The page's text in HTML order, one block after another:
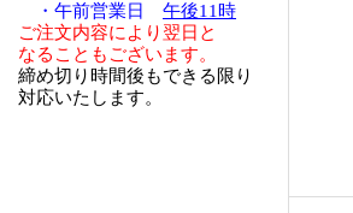
・午前営業日 午後11時
ご注文内容により翌日と
なることもございます。
締め切り時間後もできる限り
対応いたします。